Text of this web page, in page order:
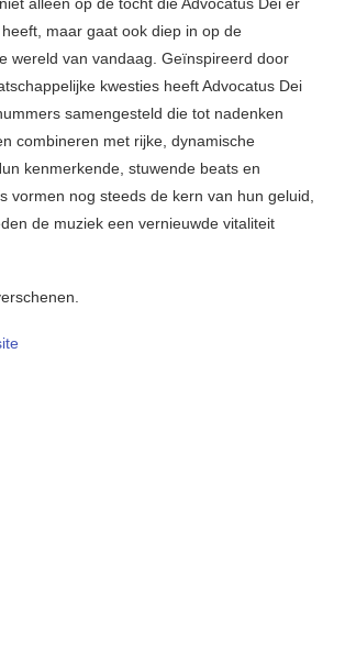
alleen op de tocht die Advocatus Dei er
maar gaat ook diep in op de
wereld van vandaag. Geïnspireerd door
kwesties heeft Advocatus Dei
samengesteld die tot nadenken
combineren met rijke, dynamische
kenmerkende, stuwende beats en
vormen nog steeds de kern van hun geluid,
de muziek een vernieuwde vitaliteit